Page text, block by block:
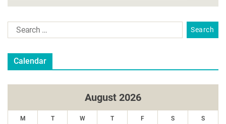
Calendar
August 2026
M T W T F S S